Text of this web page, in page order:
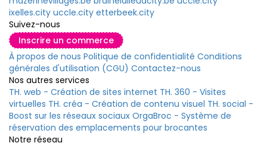
ixelles.city uccle.city etterbeek.city
Suivez-nous
Inscrire un commerce
À propos de nous Politique de confidentialité Conditions
générales d'utilisation (CGU) Contactez-nous
Nos autres services
TH. web - Création de sites internet TH. 360 - Visites
virtuelles TH. créa - Création de contenu visuel TH. social -
Boost sur les réseaux sociaux OrgaBroc - Système de
réservation des emplacements pour brocantes
Notre réseau